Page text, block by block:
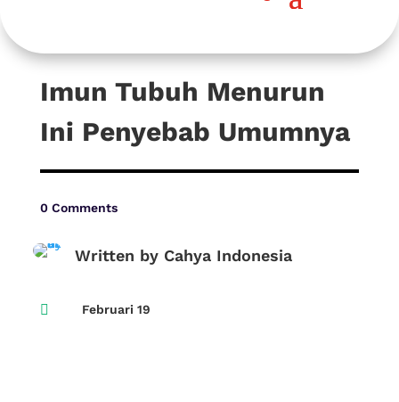
Imun Tubuh Menurun
Ini Penyebab Umumnya
0 Comments
Written by Cahya Indonesia
 Februari 19